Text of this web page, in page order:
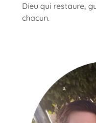
Dieu qui restaure,
chacun.